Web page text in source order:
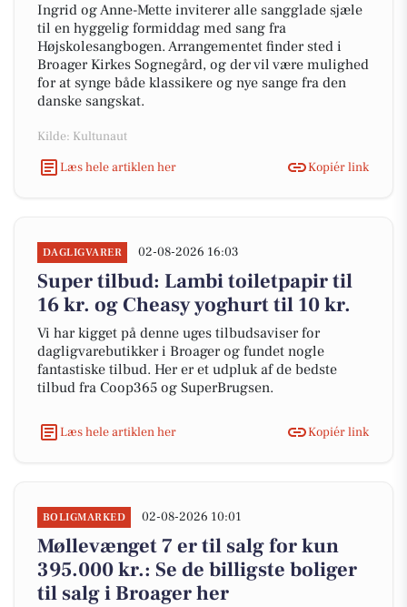
Ingrid og Anne-Mette inviterer alle sangglade sjæle
til en hyggelig formiddag med sang fra
Højskolesangbogen. Arrangementet finder sted i
Broager Kirkes Sognegård, og der vil være mulighed
for at synge både klassikere og nye sange fra den
danske sangskat.
Kilde: Kultunaut
Læs hele artiklen her
Kopiér link
DAGLIGVARER 02-08-2026 16:03
Super tilbud: Lambi toiletpapir til
16 kr. og Cheasy yoghurt til 10 kr.
Vi har kigget på denne uges tilbudsaviser for
dagligvarebutikker i Broager og fundet nogle
fantastiske tilbud. Her er et udpluk af de bedste
tilbud fra Coop365 og SuperBrugsen.
Læs hele artiklen her Kopiér link
BOLIGMARKED 02-08-2026 10:01
Møllevænget 7 er til salg for kun
395.000 kr.: Se de billigste boliger
til salg i Broager her